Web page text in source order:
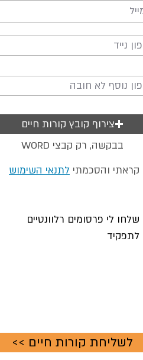
צירוף קובץ קורות חיים
WORD בבקשה, רק קבצי
קראתי והסכמתי לתנאי השימוש
שלחו לי פרסומים רלוונטיים
לתפקיד
<< לשליחת קורות חיים